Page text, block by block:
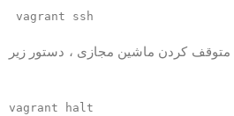
vagrant ssh
کردن ماشین مجازی ، دستور زیر
vagrant halt